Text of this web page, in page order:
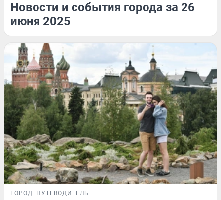
Новости и события города за 26
июня 2025
ГОРОД ПУТЕВОДИТЕЛЬ